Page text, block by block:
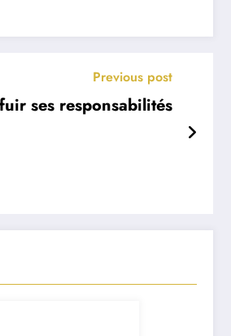
Previous post
ses responsabilités